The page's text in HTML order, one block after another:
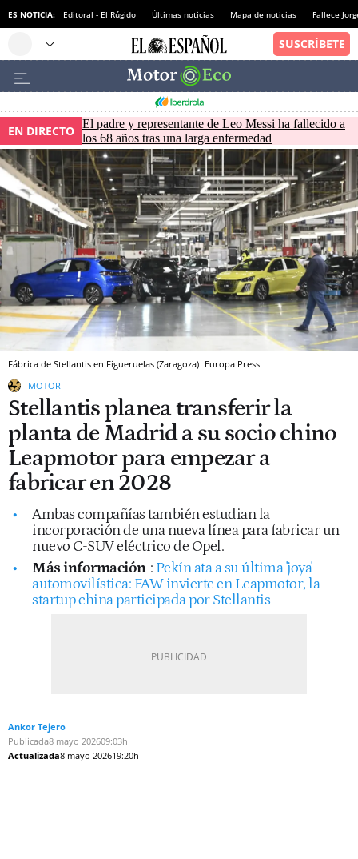
ES NOTICIA: Editoral - El Rúgido Últimas noticias Mapa de noticias Fallece
EN DIRECTO El padre y representante de Leo Messi ha fallecido a
los 68 años tras una larga enfermedad
Fábrica de Stellantis en Figueruelas (Zaragoza) Europa Press
MOTOR
Stellantis planea transferir la
planta de Madrid a su socio chino
Leapmotor para empezar a
fabricar en 2028
Ambas compañías también estudian la
incorporación de una nueva línea para fabricar un
nuevo C-SUV eléctrico de Opel.
Más información : Pekín ata a su última 'joya'
automovilística: FAW invierte en Leapmotor, la
startup china participada por Stellantis
Ankor Tejero
Publicada8 mayo 202609:03h
Actualizada8 mayo 202619:20h